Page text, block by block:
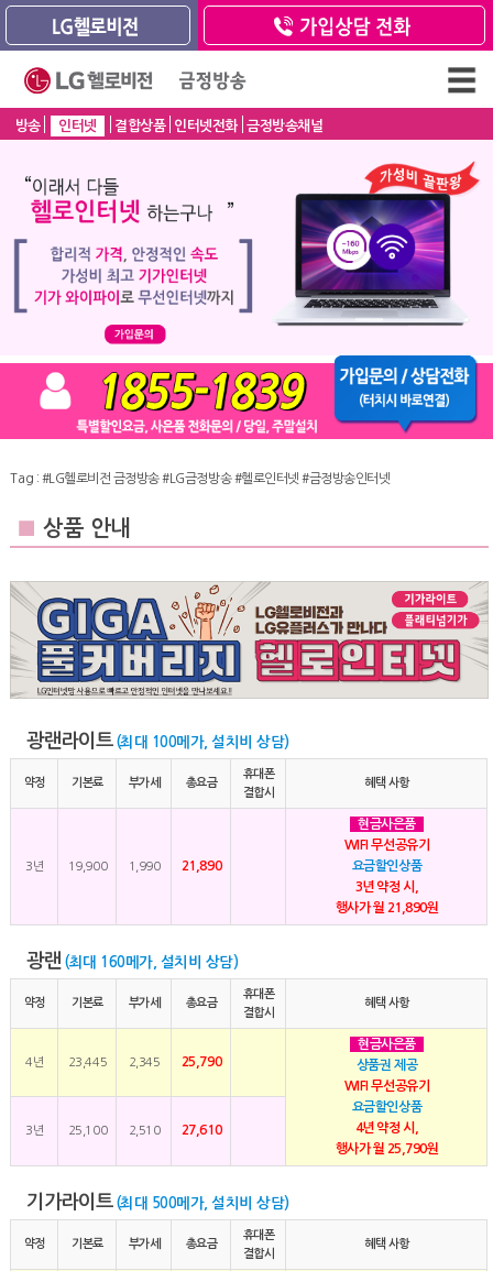
방송 인터넷 결합상품 인터넷전화 금정방송채널
Tag : #LG헬로비전 금정방송 #LG금정방송 #헬로인터넷 #금정방송인터넷
■상품 안내
광랜라이트(최대 100메가, 설치비 상담)
약정 기본료 부가세 총요금
휴대폰
결합시
혜택 사항
3년 19,900 1,990 21,890
현금사은품
WIFI 무선공유기
요금할인상품
3년 약정 시,
행사가 월 21,890원
광랜 (최대 160메가, 설치비 상담)
약정 기본료 부가세 총요금
휴대폰
결합시
혜택 사항
4년 23,445 2,345 25,790
현금사은품
상품권 제공
WIFI 무선공유기
요금할인상품
4년 약정 시,
행사가 월 25,790원
3년 25,100 2,510 27,610
기가라이트(최대 500메가, 설치비 상담)
약정 기본료 부가세 총요금
휴대폰
결합시
혜택 사항